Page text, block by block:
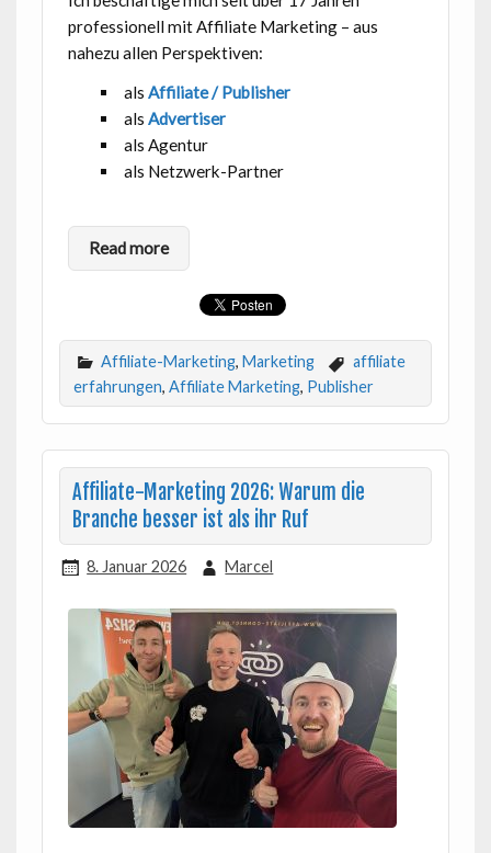
professionell mit Affiliate Marketing – aus
nahezu allen Perspektiven:
alsAffiliate / Publisher
alsAdvertiser
als Agentur
als Netzwerk-Partner
Read more
Affiliate-Marketing, Marketing
affiliate
erfahrungen, Affiliate Marketing, Publisher
Affiliate-Marketing 2026: Warum die
Branche besser ist als ihr Ruf
8. Januar 2026 Marcel